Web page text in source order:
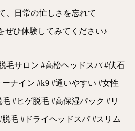
、日常の忙しさを忘れて
ぜひ体験してみてください♪
毛サロン #高松ヘッドスパ #伏石
ナイン #k9 #通いやすい #女性
#ヒゲ脱毛 #高保湿パック #リ
毛 #ドライヘッドスパ #スリム